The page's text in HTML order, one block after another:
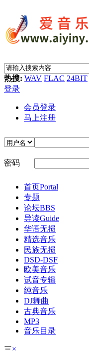
热搜: WAV FLAC 24BIT
登录
会员登录
马上注册
密码
首页Portal
专题
论坛BBS
导读Guide
华语无损
精选音乐
民族无损
DSD-DSF
欧美音乐
试音专辑
纯音乐
DJ舞曲
古典音乐
MP3
音乐目录
三×